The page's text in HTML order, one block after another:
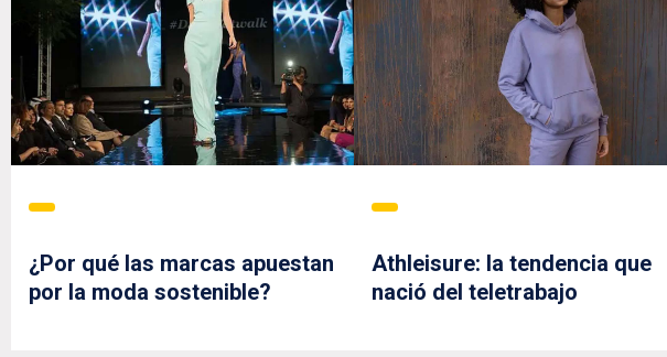
¿Por qué las marcas apuestan
por la moda sostenible?
Athleisure: la tendencia que
nació del teletrabajo